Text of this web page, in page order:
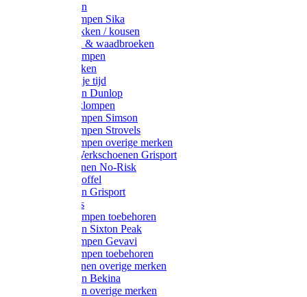
Werksokken
Schoenklompen Sika
Thermo sokken / kousen
Lieslaarzen & waadbroeken
Houten klompen
Wandelsokken
Laarzen vrije tijd
Werklaarzen Dunlop
Kunststof klompen
Schoenklompen Simson
Schoenklompen Strovels
Schoenklompen overige merken
Wandel-/ Werkschoenen Grisport
Werkschoenen No-Risk
Klomppantoffel
Werklaarzen Grisport
Accessoires
Houten klompen toebehoren
Werklaarzen Sixton Peak
Schoenklompen Gevavi
Schoenklompen toebehoren
Werkschoenen overige merken
Werklaarzen Bekina
Werklaarzen overige merken